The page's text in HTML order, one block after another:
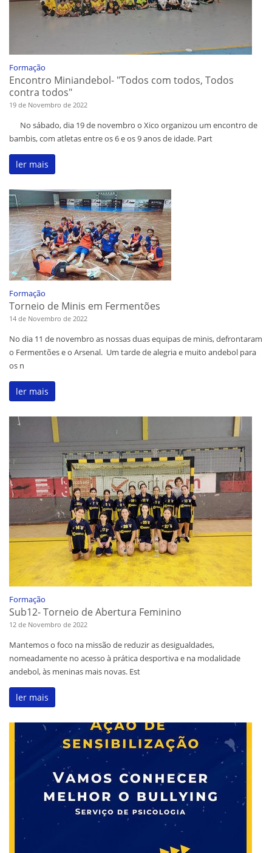
Formação
Encontro Miniandebol- "Todos com todos, Todos
contra todos"
19 de Novembro de 2022
No sábado, dia 19 de novembro o Xico organizou um encontro de
bambis, com atletas entre os 6 e os 9 anos de idade. Part
ler mais
Formação
Torneio de Minis em Fermentões
14 de Novembro de 2022
No dia 11 de novembro as nossas duas equipas de minis, defrontaram
o Fermentões e o Arsenal. Um tarde de alegria e muito andebol para
os n
ler mais
Formação
Sub12- Torneio de Abertura Feminino
12 de Novembro de 2022
Mantemos o foco na missão de reduzir as desigualdades,
nomeadamente no acesso à prática desportiva e na modalidade
andebol, às meninas mais novas. Est
ler mais